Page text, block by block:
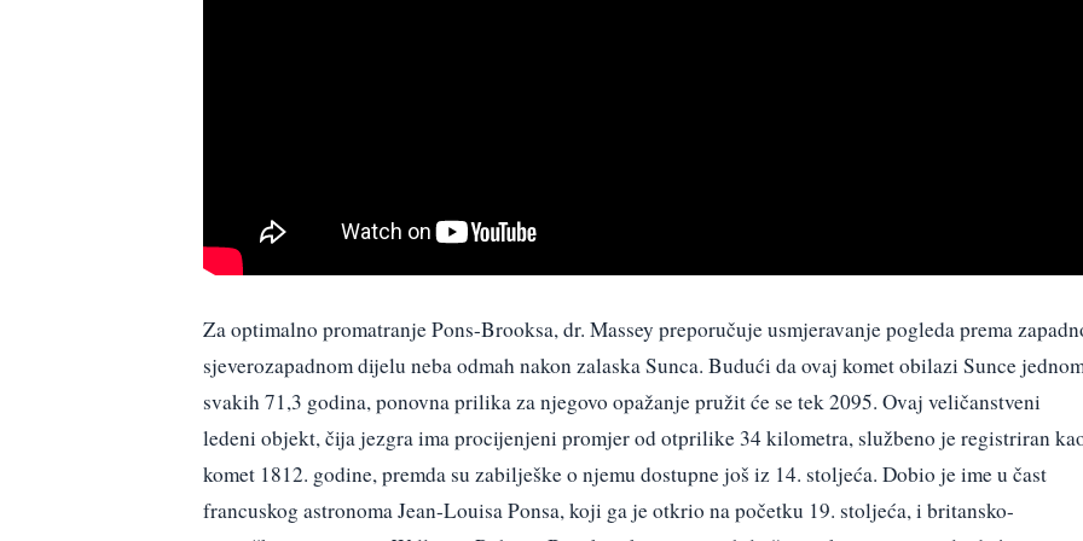
Za optimalno promatranje Pons-Brooksa, dr. Massey preporučuje usmjeravanje pogleda prema
sjeverozapadnom dijelu neba odmah nakon zalaska Sunca. Budući da ovaj komet obilazi Sunce
svakih 71,3 godina, ponovna prilika za njegovo opažanje pružit će se tek 2095. Ovaj veličanstveni
ledeni objekt, čija jezgra ima procijenjeni promjer od otprilike 34 kilometra, službeno je registriran
komet 1812. godine, premda su zabilješke o njemu dostupne još iz 14. stoljeća. Dobio je ime u čast
francuskog astronoma Jean-Louisa Ponsa, koji ga je otkrio na početku 19. stoljeća, i britansko-